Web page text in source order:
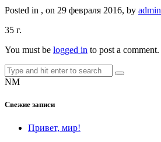
Posted in , on 29 февраля 2016, by admin
35 г.
You must be logged in to post a comment.
NM
Свежие записи
Привет, мир!